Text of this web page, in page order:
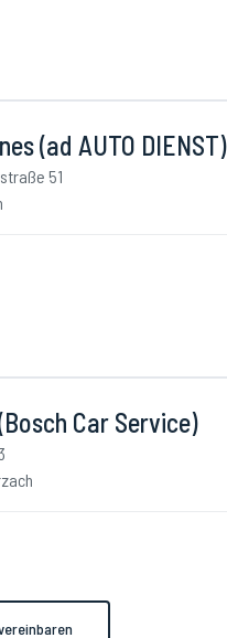
(ad AUTO DIENST)
51
Car Service)